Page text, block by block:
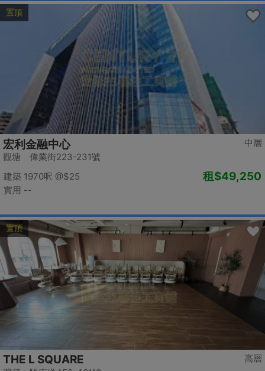
置頂
中層
宏利金融中心
觀塘 偉業街223-231號
建築 1970呎 @$25
實用 --
租$49,250
置頂
高層
THE L SQUARE